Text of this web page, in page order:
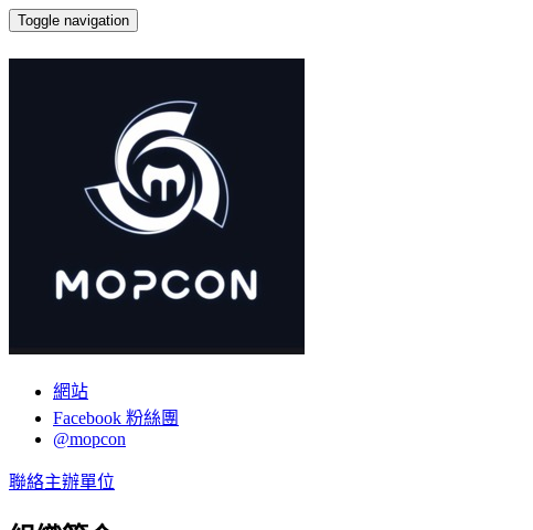
Toggle navigation
網站
Facebook 粉絲團
@mopcon
聯絡主辦單位